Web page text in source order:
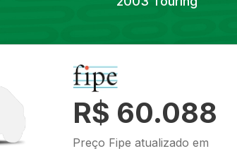
R$ 60.088
Preço Fipe atualizado em